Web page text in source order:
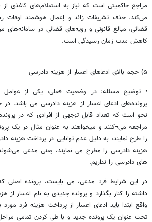
مراجع حاکمیتی است که نیاز به استعلام‌های کاغذی
می‌کند. حذف تشریفات زائد و اِعمال هوشمند اوقات
قضائی، مبالغ قانونی و رویه‌های قضائی در سامانه‌های
کاهش مدت زمان رسیدگی است.
۵) حجم بالای ادعاهای اعسار از هزینه دادرسی
• توضیح مسئله: در وضعیت فعلی، یکی از عوامل
پرونده‌های ادعای اعسار از هزینه دادرسی می باشد.
نحو است که تعداد قابل توجهی از افرادی که در
مراجعه می¬کنند و میخواهند به عنوان مثال در یک
را طرح نمایند، به دلیل عدم توانایی در پرداخت هزینه
هزینه دادرسی را مطرح می نمایند، یعنی مدعی
های دادرسی را نداریم.
در این شرایط فرد مدعی، می بایست، پرونده اصلی
داشته را کنار بگذارد و پرونده جدیدی به نام اعسار از
واقع ابتدا باید ادعای اعسار از پرداخت هزینه فرد
تحت عنوان یک پرونده جدید و با طی کردن تمامی